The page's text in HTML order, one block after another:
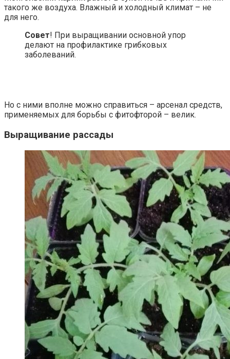
такого же воздуха. Влажный и холодный климат – не
для него.
Совет! При выращивании основной упор
делают на профилактике грибковых
заболеваний.
Но с ними вполне можно справиться – арсенал средств,
применяемых для борьбы с фитофторой – велик.
Выращивание рассады